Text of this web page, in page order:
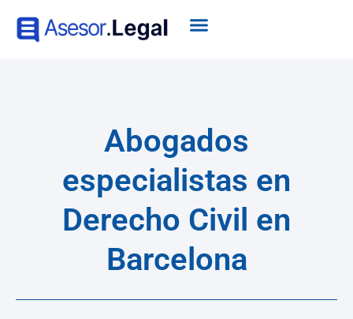
Abogados
especialistas en
Derecho Civil en
Barcelona